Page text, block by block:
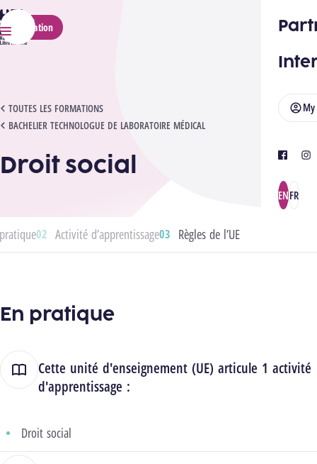
HELMo
Menu
My
facebook
ENFR
Application
TOUTES LES FORMATIONS
BACHELIER TECHNOLOGUE DE LABORATOIRE MÉDICAL
DROIT SOCIAL
Droit social
Activité d’apprentissage Règles de l’UE
En pratique
Cette unité d'enseignement (UE) articule 1 activité
d'apprentissage :
Droit social